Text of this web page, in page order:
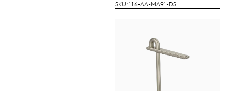
SKU: 116-AA-MA91-DS